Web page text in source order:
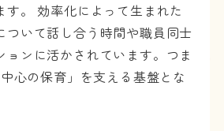
す。 効率化によって生まれた
ついて話し合う時間や職員同士
ョンに活かされています。つま
心の保育」を支える基盤とな